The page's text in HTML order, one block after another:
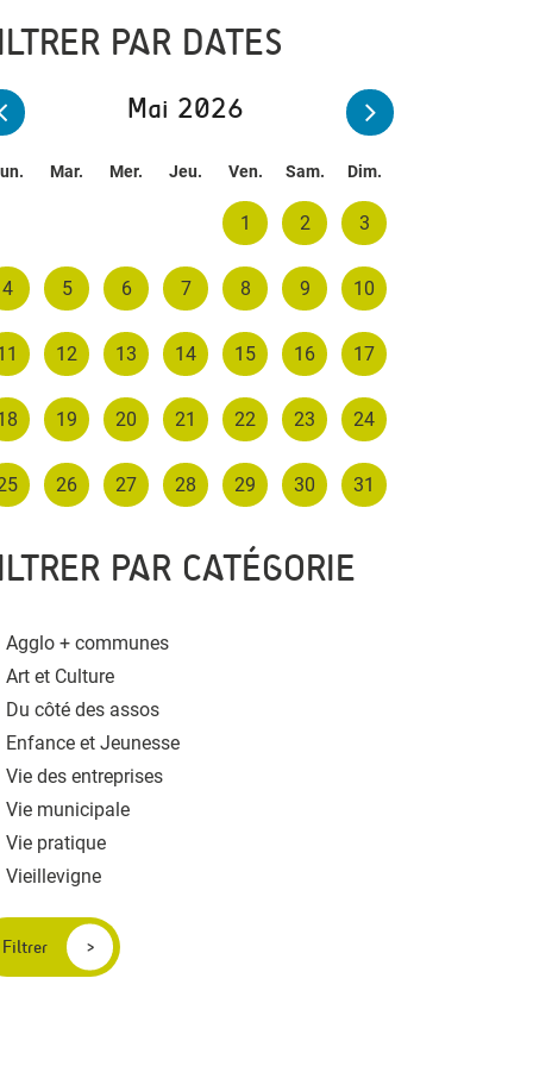
PAR DATES
Mai 2026
Mar. Mer. Jeu. Ven. Sam. Dim.
1 2 3
4 5 6 7 8 9 10
12 13 14 15 16 17
19 20 21 22 23 24
26 27 28 29 30 31
PAR CATÉGORIE
Agglo + communes
Art et Culture
Du côté des assos
Enfance et Jeunesse
Vie des entreprises
Vie municipale
Vie pratique
Vieillevigne
Filtrer